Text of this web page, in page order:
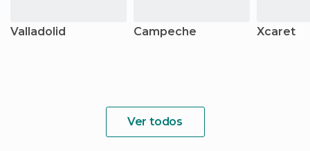
Valladolid Campeche Xcaret
Ver todos